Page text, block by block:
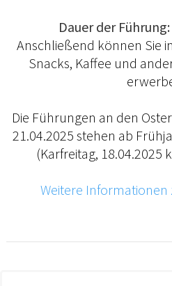
Dauer der Führung:
Anschließend können Sie
Snacks, Kaffee und
Die Führungen an den
21.04.2025 stehen ab
(Karfreitag, 18.04.2025
Weitere